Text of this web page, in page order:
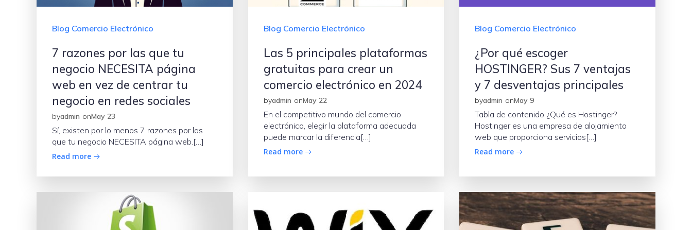
Blog Comercio Electrónico
7 razones por las que tu
negocio NECESITA página
web en vez de centrar tu
negocio en redes sociales
byadmin onMay 23
Sí, existen por lo menos 7 razones por las
que tu negocio NECESITA página web.[…]
Read more
Blog Comercio Electrónico
Las 5 principales plataformas
gratuitas para crear un
comercio electrónico en 2024
byadmin onMay 22
En el competitivo mundo del comercio
electrónico, elegir la plataforma adecuada
puede marcar la diferencia[…]
Read more
Blog Comercio Electrónico
¿Por qué escoger
HOSTINGER? Sus 7 ventajas
y 7 desventajas principales
byadmin onMay 9
Tabla de contenido ¿Qué es Hostinger?
Hostinger es una empresa de alojamiento
web que proporciona servicios[…]
Read more